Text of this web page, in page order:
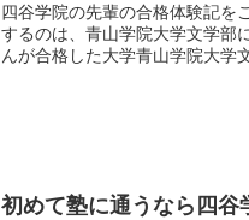
四谷学院の先輩の合格体験記を
するのは、青山学院大学文学部
んが合格した大学青山学院大学
初めて塾に通うなら四